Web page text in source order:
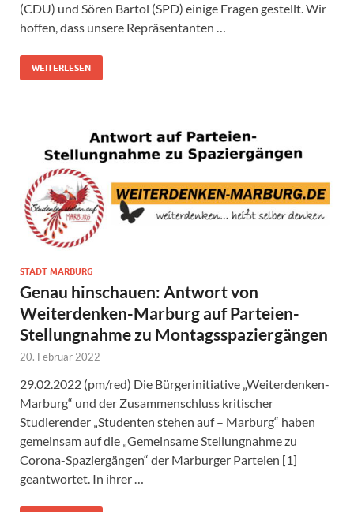
(CDU) und Sören Bartol (SPD) einige Fragen gestellt. Wir
hoffen, dass unsere Repräsentanten …
WEITERLESEN
STADT MARBURG
Genau hinschauen: Antwort von
Weiterdenken-Marburg auf Parteien-
Stellungnahme zu Montagsspaziergängen
20. Februar 2022
29.02.2022 (pm/red) Die Bürgerinitiative „Weiterdenken-
Marburg“ und der Zusammenschluss kritischer
Studierender „Studenten stehen auf – Marburg“ haben
gemeinsam auf die „Gemeinsame Stellungnahme zu
Corona-Spaziergängen“ der Marburger Parteien [1]
geantwortet. In ihrer …